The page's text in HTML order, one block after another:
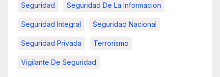
Seguridad Seguridad De La Informacion
Seguridad Integral Seguridad Nacional
Seguridad Privada Terrorismo
Vigilante De Seguridad